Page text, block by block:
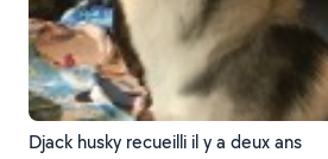
Djack husky recueilli il y a deux ans